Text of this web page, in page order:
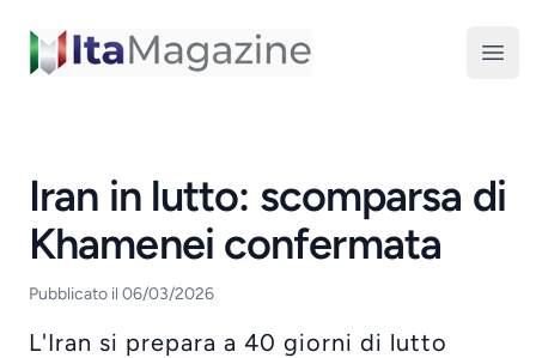
ItaMagazine
Iran in lutto: scomparsa di
Khamenei confermata
Pubblicato il 06/03/2026
L'Iran si prepara a 40 giorni di lutto